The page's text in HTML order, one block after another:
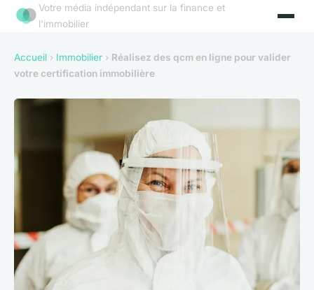
Votre média indépendant sur la finance et
l'immobilier
Accueil › Immobilier › Réalisez des qcm en ligne pour valider
votre certification immobilière